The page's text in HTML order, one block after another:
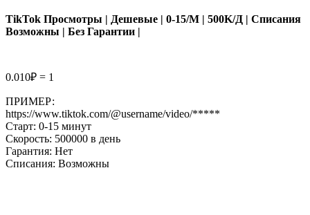
TikTok Просмотры | Дешевые | 0-15/M | 500K/Д | Списания
Возможны | Без Гарантии |
0.010₽ = 1
ПРИМЕР:
https://www.tiktok.com/@username/video/*****
Старт: 0-15 минут
Скорость: 500000 в день
Гарантия: Нет
Списания: Возможны